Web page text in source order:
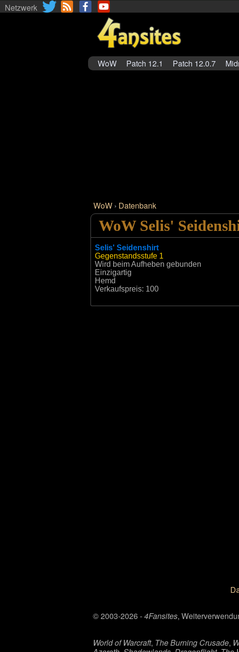
Netzwerk
WoW
Patch 12.1 Patch 12.0.7
WoW › Datenbank
WoW Selis'
Selis' Seidenshirt
Gegenstandsstufe 1
Wird beim Aufheben gebunden
Einzigartig
Hemd
Verkaufspreis: 100
© 2003-2026 -4Fansites,
World of Warcraft, The Burning Crusade,